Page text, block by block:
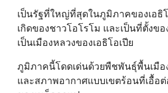
เป็นรัฐที่ใหญ่ที่สุดในภูมิภาคของเอธิ
เกิดของชาวโอโรโม และเป็นที่ตั้งข
เป็นเมืองหลวงของเอธิโอเปีย
ภูมิภาคนี้โดดเด่นด้วยพืชพันธุ์พื้นเมื
และสภาพอากาศแบบเขตร้อนที่เอื้อต่